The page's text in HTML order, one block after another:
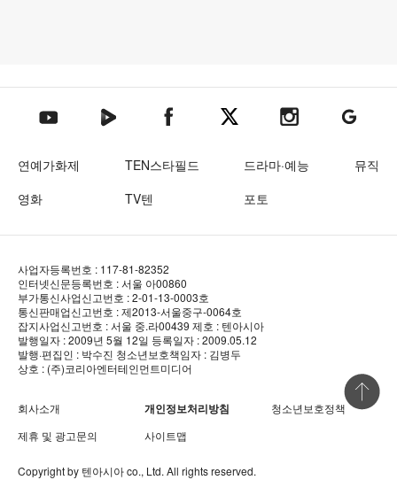
텐아시아 유튜브텐아시아 네이버TV텐아시아 페이스북텐아시아 엑스텐아시아 인스타그램
텐아시아
연예가화제 TEN스타필드 드라마·예능
뮤직
영화
TV텐 포토
사업자등록번호 : 117-81-82352
인터넷신문등록번호 : 서울 아00860
부가통신사업신고번호 : 2-01-13-0003호
통신판매업신고번호 : 제2013-서울중구-0064호
잡지사업신고번호 : 서울 중.라00439 제호 : 텐아시아
발행일자 : 2009년 5월 12일 등록일자 : 2009.05.12
발행·편집인 : 박수진 청소년보호책임자 : 김병두
상호 : (주)코리아엔터테인먼트미디어
회사소개 개인정보처리방침
청소년보호정책
제휴 및 광고문의
사이트맵
Copyright by 텐아시아co., Ltd. All rights reserved.
상단 바로